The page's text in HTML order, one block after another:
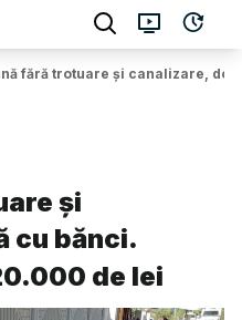
fără trotuare și canalizare,
și
cu bănci.
de lei